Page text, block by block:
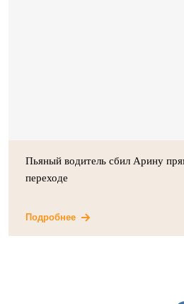
Пьяный водитель сбил Арину
переходе
Подробнее